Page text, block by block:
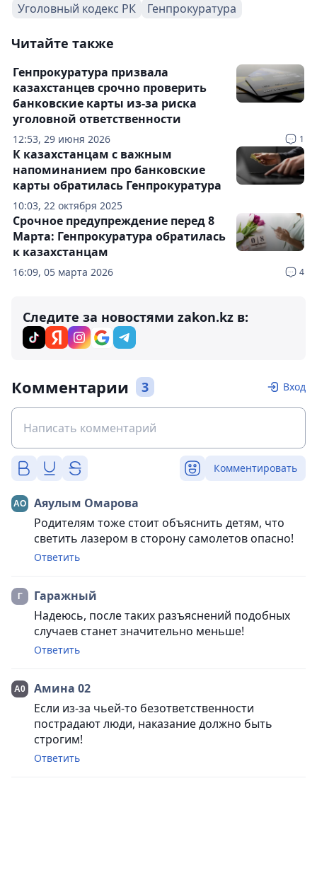
Уголовный кодекс РК
Генпрокуратура
Читайте также
12:53, 29 июня 2026 1
Генпрокуратура призвала
казахстанцев срочно проверить
банковские карты из-за риска
уголовной ответственности
10:03, 22 октября 2025
К казахстанцам с важным
напоминанием про банковские
карты обратилась Генпрокуратура
16:09, 05 марта 2026 4
Срочное предупреждение перед 8
Марта: Генпрокуратура обратилась
к казахстанцам
Следите за новостями zakon.kz в:
Комментарии 3 Вход
Комментировать
Аяулым Омарова
Родителям тоже стоит объяснить детям, что
светить лазером в сторону самолетов опасно!
Ответить
Гаражный
Надеюсь, после таких разъяснений подобных
случаев станет значительно меньше!
Ответить
Амина 02
Если из-за чьей-то безответственности
пострадают люди, наказание должно быть
строгим!
Ответить